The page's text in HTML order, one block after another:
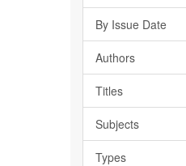
By Issue Date
Authors
Titles
Subjects
Types